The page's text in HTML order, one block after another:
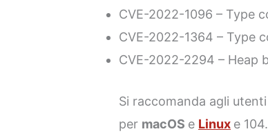
CVE-2022-1096 – Type
CVE-2022-1364 – Type
CVE-2022-2294 – Heap
Si raccomanda agli
per macOS e Linux e